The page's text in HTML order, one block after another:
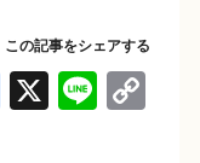
この記事をシェアする
F X Li